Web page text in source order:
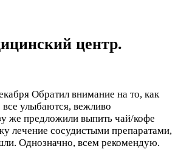
центр.
Обратил внимание на то, как
все улыбаются, вежливо
же предложили выпить чай/кофе
лечение сосудистыми препаратами,
Однозначно, всем рекомендую.